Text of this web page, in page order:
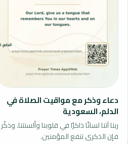
دعاء وذكر مع مواقيت الصلاة في
الدلم، السعودية
ربنا آتنا لسانًا ذاكرًا في قلوبنا وألسنتنا. وذكّر
فإن الذكرى تنفع المؤمنين.